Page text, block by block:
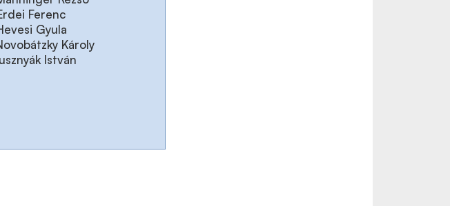
Ferenc
Gyula
Károly
István